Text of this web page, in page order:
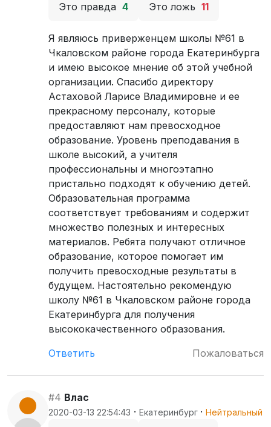
Это правда 4 Это ложь 11
Я являюсь приверженцем школы №61 в
Чкаловском районе города Екатеринбурга
и имею высокое мнение об этой учебной
организации. Спасибо директору
Астаховой Ларисе Владимировне и ее
прекрасному персоналу, которые
предоставляют нам превосходное
образование. Уровень преподавания в
школе высокий, а учителя
профессиональны и многоэтапно
пристально подходят к обучению детей.
Образовательная программа
соответствует требованиям и содержит
множество полезных и интересных
материалов. Ребята получают отличное
образование, которое помогает им
получить превосходные результаты в
будущем. Настоятельно рекомендую
школу №61 в Чкаловском районе города
Екатеринбурга для получения
высококачественного образования.
Ответить
Пожаловаться
#4 Влас
2020-03-13 22:54:43 · Екатеринбург · Нейтральный